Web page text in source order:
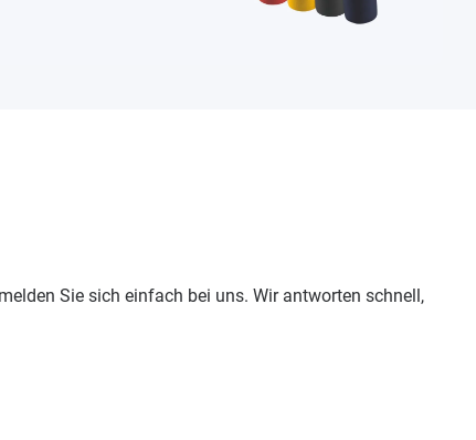
Sie sich einfach bei uns. Wir antworten schnell,